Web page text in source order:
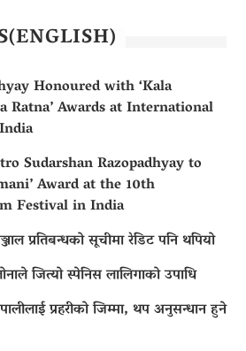
Honoured with ‘Kala
Ratna’ Awards at International
Sudarshan Razopadhyay to
Award at the 10th
Festival in India
प्रतिबन्धको सूचीमा रेडिट पनि थपियो
जित्यो स्पेनिस लालिगाको उपाधि
प्रहरीको जिम्मा, थप अनुसन्धान हुने